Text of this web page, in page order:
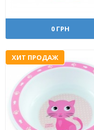
0 ГРН
ХИТ ПРОДАЖ